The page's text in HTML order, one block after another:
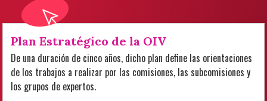
Plan Estratégico de la OIV
De una duración de cinco años, dicho plan define las orientaciones
de los trabajos a realizar por las comisiones, las subcomisiones y
los grupos de expertos.